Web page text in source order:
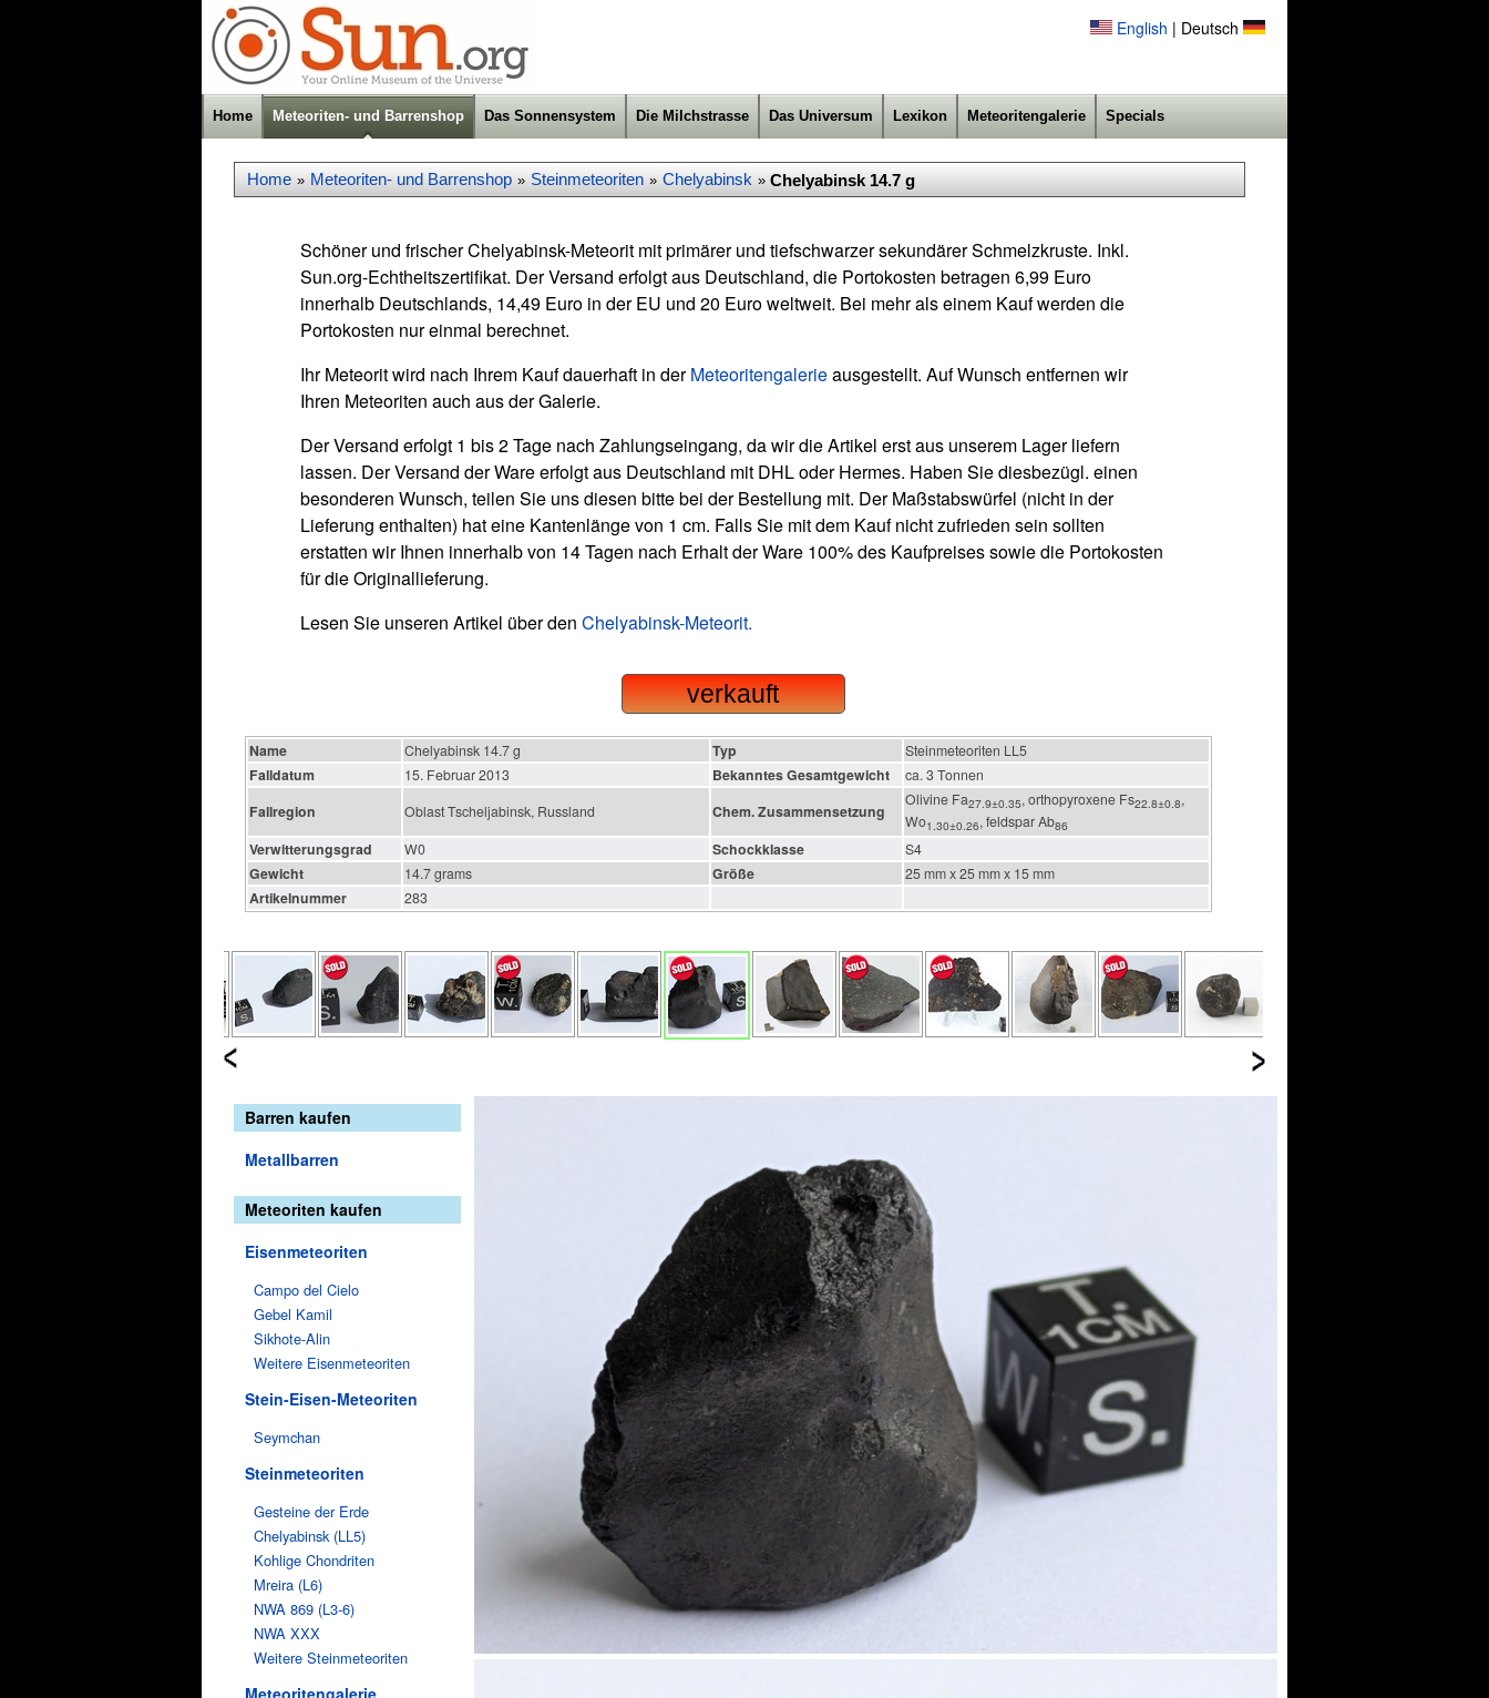
English | Deutsch
Home Meteoriten- und Barrenshop Das Sonnensystem Die Milchstrasse Das Universum Lexikon Meteoritengalerie Specials
Home » Meteoriten- und Barrenshop » Steinmeteoriten » Chelyabinsk » Chelyabinsk 14.7 g
Schöner und frischer Chelyabinsk-Meteorit mit primärer und tiefschwarzer sekundärer Schmelzkruste. Inkl.
Sun.org-Echtheitszertifikat. Der Versand erfolgt aus Deutschland, die Portokosten betragen 6,99 Euro
innerhalb Deutschlands, 14,49 Euro in der EU und 20 Euro weltweit. Bei mehr als einem Kauf werden die
Portokosten nur einmal berechnet.
Ihr Meteorit wird nach Ihrem Kauf dauerhaft in derMeteoritengalerieausgestellt. Auf Wunsch entfernen wir
Ihren Meteoriten auch aus der Galerie.
Der Versand erfolgt 1 bis 2 Tage nach Zahlungseingang, da wir die Artikel erst aus unserem Lager liefern
lassen. Der Versand der Ware erfolgt aus Deutschland mit DHL oder Hermes. Haben Sie diesbezügl. einen
besonderen Wunsch, teilen Sie uns diesen bitte bei der Bestellung mit. Der Maßstabswürfel (nicht in der
Lieferung enthalten) hat eine Kantenlänge von 1 cm. Falls Sie mit dem Kauf nicht zufrieden sein sollten
erstatten wir Ihnen innerhalb von 14 Tagen nach Erhalt der Ware 100% des Kaufpreises sowie die Portokosten
für die Originallieferung.
Lesen Sie unseren Artikel über den Chelyabinsk-Meteorit.
verkauft
Name Chelyabinsk 14.7 g Typ Steinmeteoriten LL5
Falldatum 15. Februar 2013 Bekanntes Gesamtgewicht ca. 3 Tonnen
Fallregion Oblast Tscheljabinsk, Russland Chem. Zusammensetzung
Olivine Fa27.9±0.35, orthopyroxene Fs22.8±0.8,
Wo1.30±0.26, feldspar Ab86
Verwitterungsgrad W0 Schockklasse S4
Gewicht 14.7 grams Größe 25 mm x 25 mm x 15 mm
Artikelnummer 283
Barren kaufen
Metallbarren
Meteoriten kaufen
Eisenmeteoriten
Campo del Cielo
Gebel Kamil
Sikhote-Alin
Weitere Eisenmeteoriten
Stein-Eisen-Meteoriten
Seymchan
Steinmeteoriten
Gesteine der Erde
Chelyabinsk (LL5)
Kohlige Chondriten
Mreira (L6)
NWA 869 (L3-6)
NWA XXX
Weitere Steinmeteoriten
Meteoritengalerie